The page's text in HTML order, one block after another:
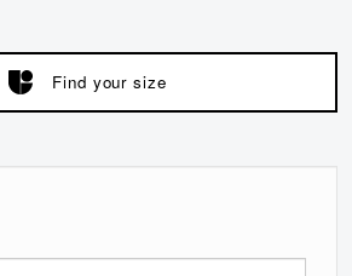
Find your size